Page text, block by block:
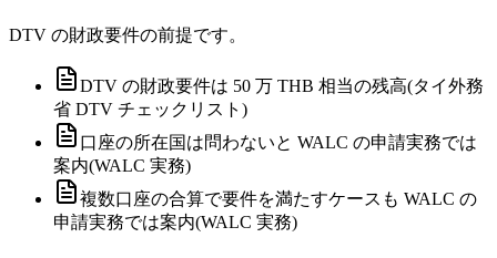
DTV の財政要件の前提です。
DTV の財政要件は 50 万 THB 相当の残高(タイ外務
省 DTV チェックリスト)
口座の所在国は問わないと WALC の申請実務では
案内(WALC 実務)
複数口座の合算で要件を満たすケースも WALC の
申請実務では案内(WALC 実務)